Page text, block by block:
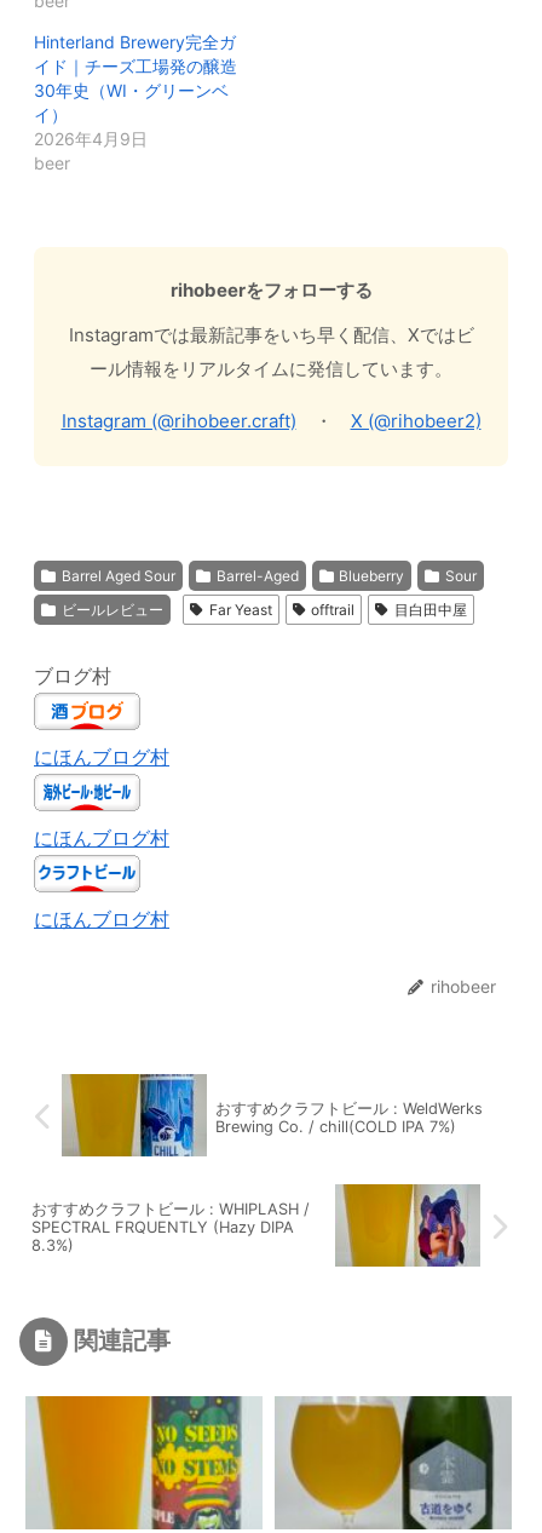
Hinterland Brewery完全ガ
イド｜チーズ工場発の醸造
30年史（WI・グリーンベ
イ）
2026年4月9日
beer
rihobeerをフォローする
Instagramでは最新記事をいち早く配信、Xではビ
ール情報をリアルタイムに発信しています。
Instagram (@rihobeer.craft) ・ X (@rihobeer2)
Barrel Aged Sour Barrel-Aged Blueberry
Sour
ビールレビュー
Far Yeast offtrail 目白田中屋
ブログ村
にほんブログ村
にほんブログ村
にほんブログ村
rihobeer
おすすめクラフトビール : WeldWerks
Brewing Co. / chill(COLD IPA 7%)
おすすめクラフトビール : WHIPLASH /
SPECTRAL FRQUENTLY (Hazy DIPA
8.3%)
関連記事